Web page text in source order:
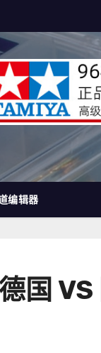
编辑器
国